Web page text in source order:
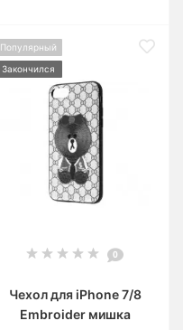
Популярный
Закончился
0
Чехол для iPhone 7/8
Embroider мишка